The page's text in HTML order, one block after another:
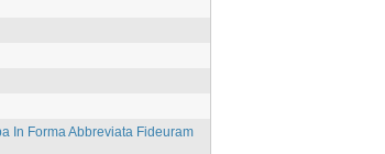
In Forma Abbreviata Fideuram